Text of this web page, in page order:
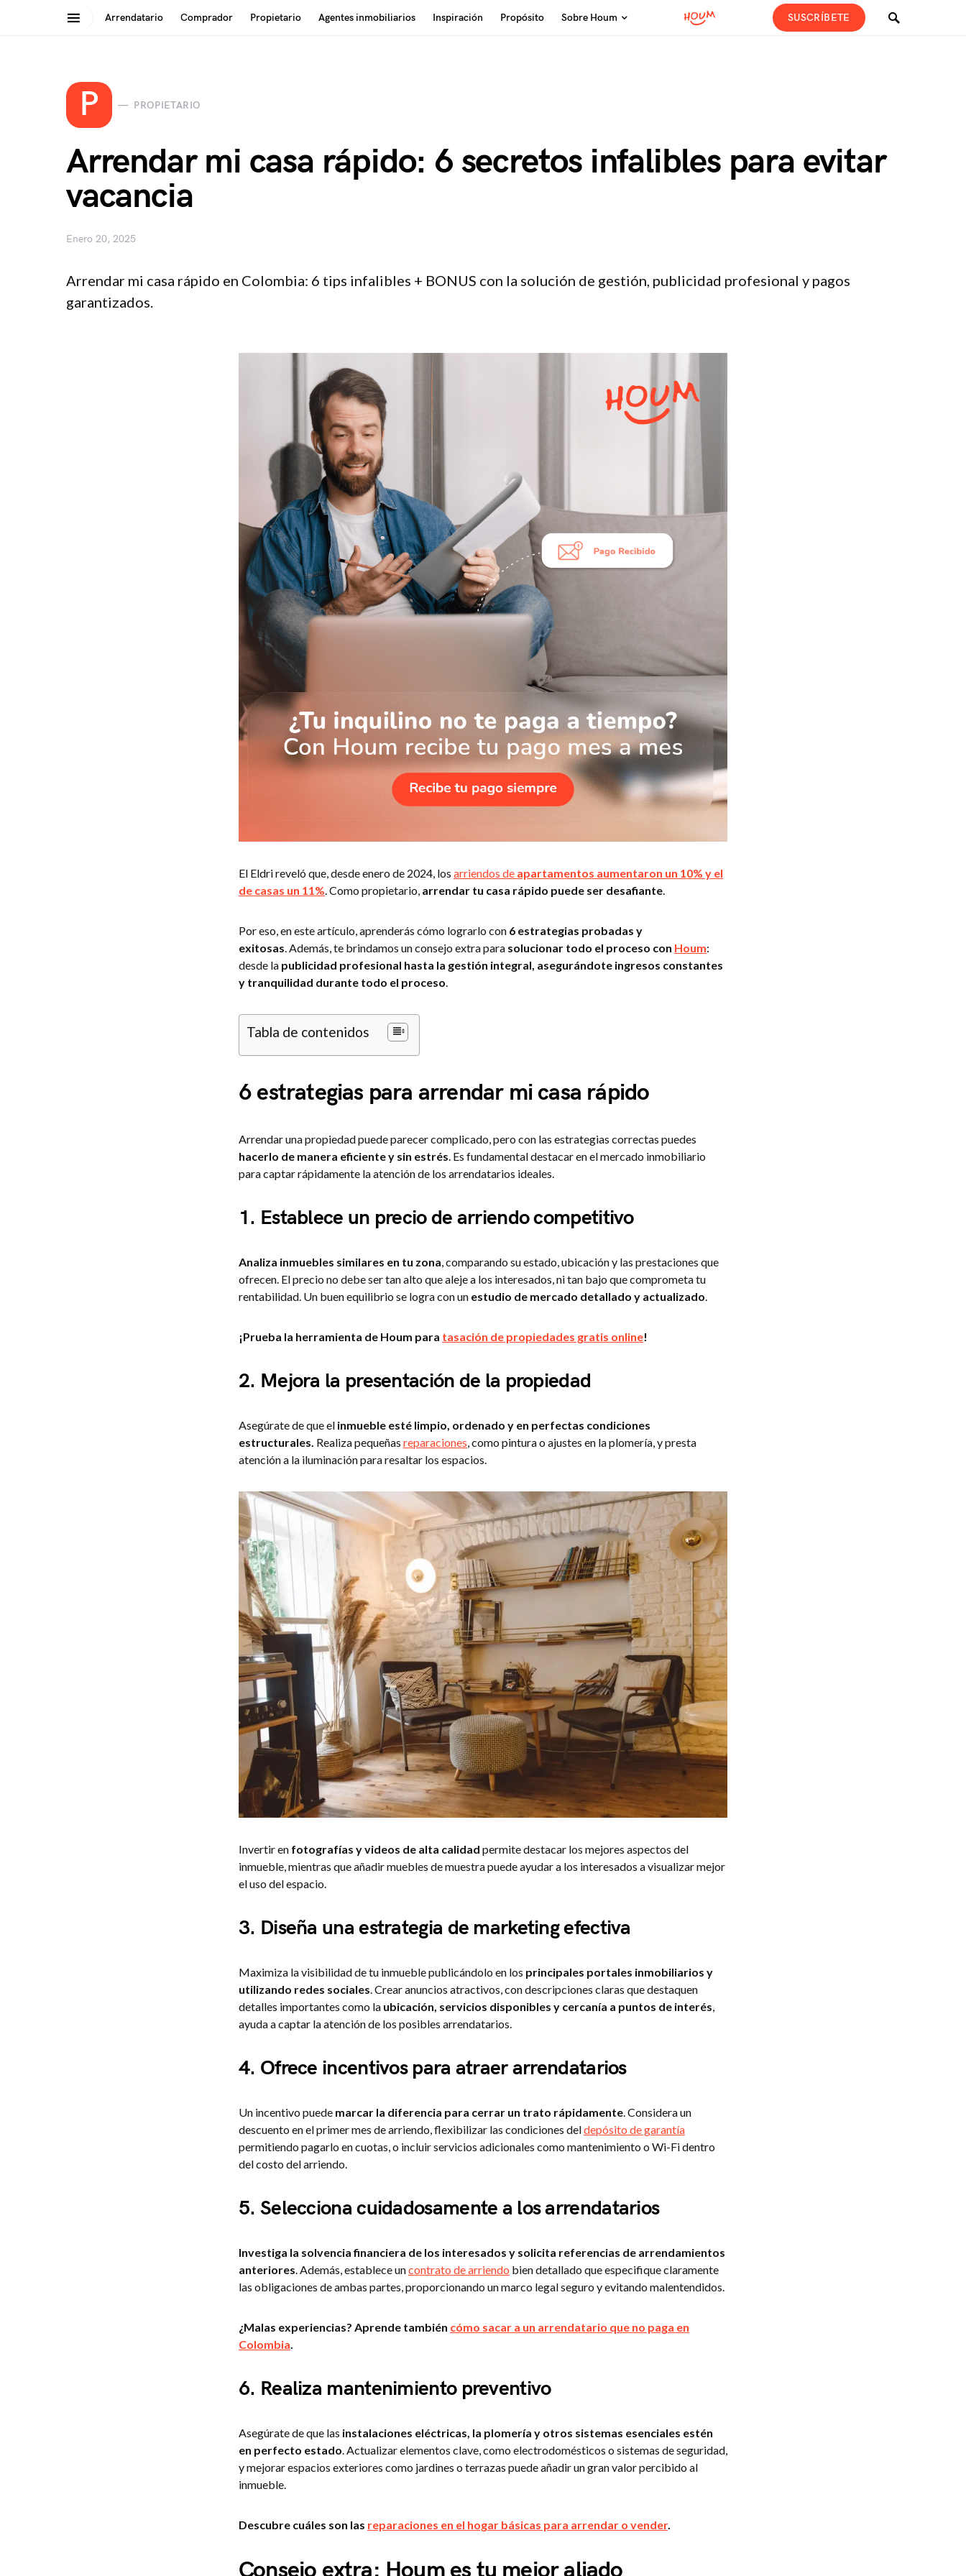
Arrendatario Comprador Propietario Agentes inmobiliarios Inspiración Propósito Sobre Houm SUSCRÍBETE
Search for:
P PROPIETARIO
Arrendar mi casa rápido: 6 secretos infalibles para evitar
vacancia
Enero 20, 2025
Arrendar mi casa rápido en Colombia: 6 tips infalibles + BONUS con la solución de gestión, publicidad profesional y pagos
garantizados.
El Eldri reveló que, desde enero de 2024, los arriendos de apartamentos aumentaron un 10% y el
de casas un 11%. Como propietario, arrendar tu casa rápido puede ser desafiante.
Por eso, en este artículo, aprenderás cómo lograrlo con 6 estrategias probadas y
exitosas. Además, te brindamos un consejo extra para solucionar todo el proceso con Houm:
desde la publicidad profesional hasta la gestión integral, asegurándote ingresos constantes
y tranquilidad durante todo el proceso.
Tabla de contenidos
6 estrategias para arrendar mi casa rápido
Arrendar una propiedad puede parecer complicado, pero con las estrategias correctas puedes
hacerlo de manera eficiente y sin estrés. Es fundamental destacar en el mercado inmobiliario
para captar rápidamente la atención de los arrendatarios ideales.
1. Establece un precio de arriendo competitivo
Analiza inmuebles similares en tu zona, comparando su estado, ubicación y las prestaciones que
ofrecen. El precio no debe ser tan alto que aleje a los interesados, ni tan bajo que comprometa tu
rentabilidad. Un buen equilibrio se logra con un estudio de mercado detallado y actualizado.
¡Prueba la herramienta de Houm para tasación de propiedades gratis online!
2. Mejora la presentación de la propiedad
Asegúrate de que el inmueble esté limpio, ordenado y en perfectas condiciones
estructurales. Realiza pequeñas reparaciones, como pintura o ajustes en la plomería, y presta
atención a la iluminación para resaltar los espacios.
Invertir en fotografías y videos de alta calidad permite destacar los mejores aspectos del
inmueble, mientras que añadir muebles de muestra puede ayudar a los interesados a visualizar mejor
el uso del espacio.
3. Diseña una estrategia de marketing efectiva
Maximiza la visibilidad de tu inmueble publicándolo en los principales portales inmobiliarios y
utilizando redes sociales . Crear anuncios atractivos, con descripciones claras que destaquen
detalles importantes como la ubicación, servicios disponibles y cercanía a puntos de interés
ayuda a captar la atención de los posibles arrendatarios.
4. Ofrece incentivos para atraer arrendatarios
Un incentivo puede marcar la diferencia para cerrar un trato rápidamente . Considera un
descuento en el primer mes de arriendo, flexibilizar las condiciones deldepósito de garantía
permitiendo pagarlo en cuotas, o incluir servicios adicionales como mantenimiento o Wi-Fi dentro
del costo del arriendo.
5. Selecciona cuidadosamente a los arrendatarios
Investiga la solvencia financiera de los interesados y solicita referencias de arrendamientos
anteriores . Además, establece uncontrato de arriendo bien detallado que especifique claramente
las obligaciones de ambas partes, proporcionando un marco legal seguro y evitando malentendidos.
¿Malas experiencias? Aprende también cómo sacar a un arrendatario que no paga en
Colombia
6. Realiza mantenimiento preventivo
Asegúrate de que las instalaciones eléctricas, la plomería y otros sistemas esenciales estén
en perfecto estado . Actualizar elementos clave, como electrodomésticos o sistemas de seguridad,
y mejorar espacios exteriores como jardines o terrazas puede añadir un gran valor percibido al
inmueble.
Descubre cuáles son las reparaciones en el hogar básicas para arrendar o vender.
Consejo extra: Houm es tu mejor aliado